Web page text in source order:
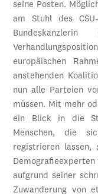
seine Posten.
am Stuhl des
europäischen
anstehenden
nun alle Parteien
müssen. Mit mehr
ein Blick in die
Menschen, die
registrieren lassen,
Demografieexperten
aufgrund seiner
Zuwanderung von